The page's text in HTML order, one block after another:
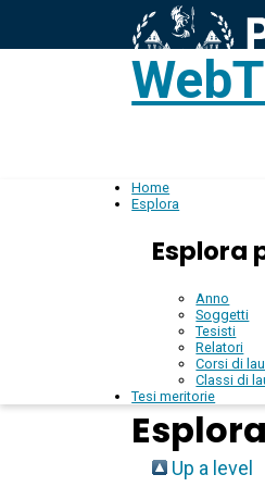
Home
Esplora
Esplora
Anno
Soggetti
Tesisti
Relatori
Corsi di
Classi di
Tesi meritorie
Up a level